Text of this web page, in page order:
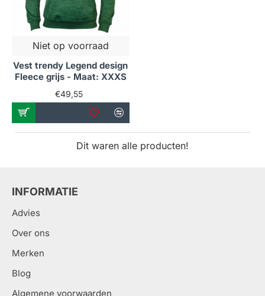
Niet op voorraad
Vest trendy Legend design
Fleece grijs - Maat: XXXS
€49,55
Dit waren alle producten!
INFORMATIE
Advies
Over ons
Merken
Blog
Algemene voorwaarden